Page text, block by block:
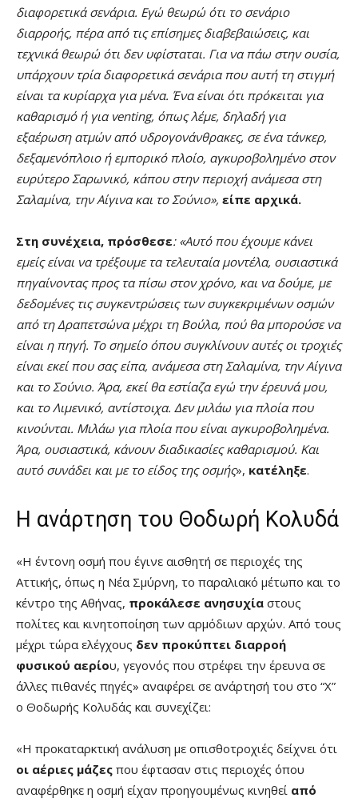
διαφορετικά σενάρια. Εγώ θεωρώ ότι το σενάριο
διαρροής, πέρα από τις επίσημες διαβεβαιώσεις, και
τεχνικά θεωρώ ότι δεν υφίσταται. Για να πάω στην ουσία,
υπάρχουν τρία διαφορετικά σενάρια που αυτή τη στιγμή
είναι τα κυρίαρχα για μένα. Ένα είναι ότι πρόκειται για
καθαρισμό ή για venting, όπως λέμε, δηλαδή για
εξαέρωση ατμών από υδρογονάνθρακες, σε ένα τάνκερ,
δεξαμενόπλοιο ή εμπορικό πλοίο, αγκυροβολημένο στον
ευρύτερο Σαρωνικό, κάπου στην περιοχή ανάμεσα στη
Σαλαμίνα, την Αίγινα και το Σούνιο», είπε αρχικά.
Στη συνέχεια, πρόσθεσε: «Αυτό που έχουμε κάνει
εμείς είναι να τρέξουμε τα τελευταία μοντέλα, ουσιαστικά
πηγαίνοντας προς τα πίσω στον χρόνο, και να δούμε, με
δεδομένες τις συγκεντρώσεις των συγκεκριμένων οσμών
από τη Δραπετσώνα μέχρι τη Βούλα, πού θα μπορούσε να
είναι η πηγή. Το σημείο όπου συγκλίνουν αυτές οι τροχιές
είναι εκεί που σας είπα, ανάμεσα στη Σαλαμίνα, την Αίγινα
και το Σούνιο. Άρα, εκεί θα εστίαζα εγώ την έρευνά μου,
και το Λιμενικό, αντίστοιχα. Δεν μιλάω για πλοία που
κινούνται. Μιλάω για πλοία που είναι αγκυροβολημένα.
Άρα, ουσιαστικά, κάνουν διαδικασίες καθαρισμού. Και
αυτό συνάδει και με το είδος της οσμής», κατέληξε.
Η ανάρτηση του Θοδωρή Κολυδά
«Η έντονη οσμή που έγινε αισθητή σε περιοχές της
Αττικής, όπως η Νέα Σμύρνη, το παραλιακό μέτωπο και το
κέντρο της Αθήνας, προκάλεσε ανησυχία στους
πολίτες και κινητοποίηση των αρμόδιων αρχών. Από τους
μέχρι τώρα ελέγχους δεν προκύπτει διαρροή
φυσικού αερίου, γεγονός που στρέφει την έρευνα σε
άλλες πιθανές πηγές» αναφέρει σε ανάρτησή του στο “X”
ο Θοδωρής Κολυδάς και συνεχίζει:
«Η προκαταρκτική ανάλυση με οπισθοτροχιές δείχνει ότι
οι αέριες μάζες που έφτασαν στις περιοχές όπου
αναφέρθηκε η οσμή είχαν προηγουμένως κινηθεί από